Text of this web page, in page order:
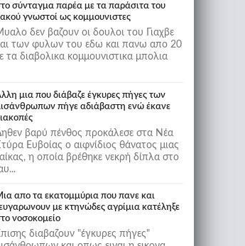
σύνταγμα παρέα με τα παράσιτα του
γνωστοί ως κομμουνιστες
δεν βαζουν οι δουλοι του Γιαχβε
των φυλων του εδω και πανω απο 20
τα διαβολικα κομμουνιστικα μπολια
μια που διάβαζε έγκυρες πήγες των
πήγε αδιάβαστη ενώ έκανε
βαρύ πένθος προκάλεσε στα Νέα
Ευβοίας ο αιφνίδιος θάνατος μιας
η οποία βρέθηκε νεκρή δίπλα στο
απο τα εκατομμύρια που πανε και
με κτηνώδες αγρίμια κατέληξε
νοσοκομείο
διαβαζουν "έγκυρες πήγες"